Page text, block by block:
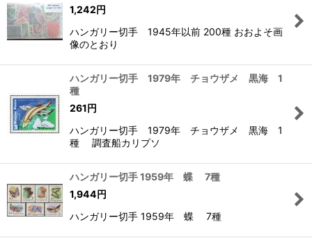
1,242円
ハンガリー切手 1945年以前 200種 おおよそ画
像のとおり
ハンガリー切手 1979年 チョウザメ 黒海 1
種
261円
ハンガリー切手 1979年 チョウザメ 黒海 1
種 調査船カリプソ
ハンガリー切手 1959年 蝶 7種
1,944円
ハンガリー切手 1959年 蝶 7種